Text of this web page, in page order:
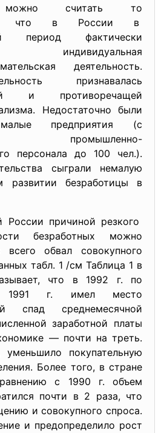
можно считать то
что в России в
период фактически
индивидуальная
деятельность.
признавалась
и противоречащей
Недостаточно были
предприятия (с
промышленно-
персонала до 100 чел.).
сыграли немалую
развитии безработицы в
России причиной резкого
безработных можно
всего обвал совокупного
табл. 1 /см Таблица 1 в
что в 1992 г. по
1991 г. имел место
спад среднемесячной
заработной платы
— почти на треть.
уменьшило покупательную
Более того, в стране
с 1990 г. объем
почти в 2 раза, что
и совокупного спроса.
и предопределило рост